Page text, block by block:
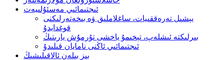
ئىجتىمائىي مەسئۇلىيەت
يېشىل تەرەققىيات، ساغلاملىق ۋە بىخەتەرلىكنى
قوغدايدۇ
بىرلىكتە ئىشلەپ، تېخىمۇ ياخشى تۇرمۇش يارىتىڭ
ئىجتىمائىي ئاڭنى نامايان قىلىدۇ
بىز بىلەن ئالاقىلىشىڭ